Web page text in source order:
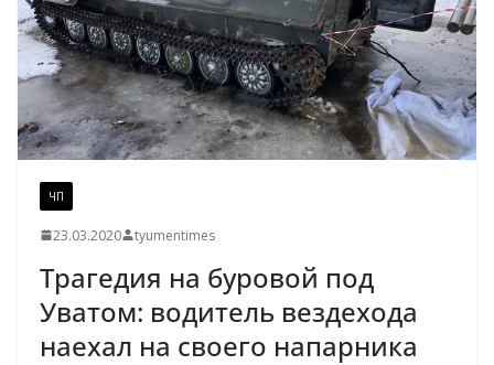
ЧП
23.03.2020 tyumentimes
Трагедия на буровой под
Уватом: водитель вездехода
наехал на своего напарника